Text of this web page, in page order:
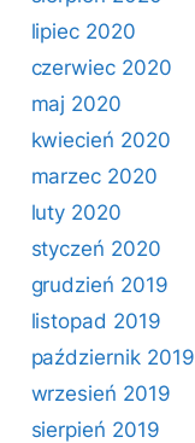
lipiec 2020
czerwiec 2020
maj 2020
kwiecień 2020
marzec 2020
luty 2020
styczeń 2020
grudzień 2019
listopad 2019
październik 2019
wrzesień 2019
sierpień 2019